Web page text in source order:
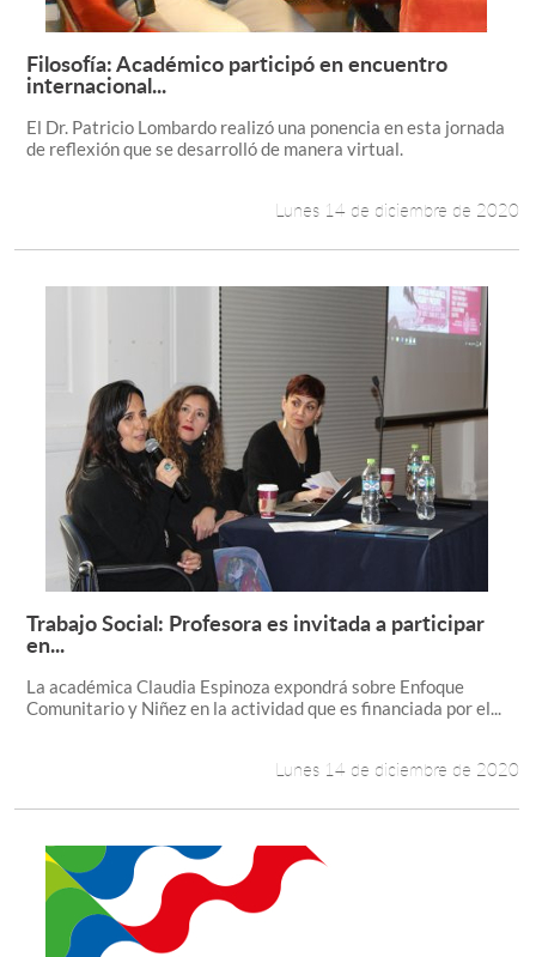
Leer más +
Filosofía: Académico participó en encuentro
internacional...
El Dr. Patricio Lombardo realizó una ponencia en esta jornada
de reflexión que se desarrolló de manera virtual.
Lunes 14 de diciembre de 2020
Leer más +
Trabajo Social: Profesora es invitada a participar
en...
La académica Claudia Espinoza expondrá sobre Enfoque
Comunitario y Niñez en la actividad que es financiada por el...
Lunes 14 de diciembre de 2020